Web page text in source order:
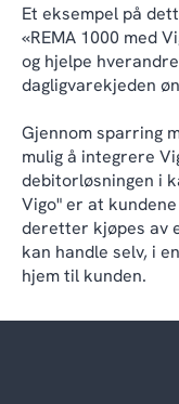
Et eksempel på
«REMA 1000 med
og hjelpe
dagligvarekjeden
Gjennom sparring
mulig å integrere
debitorløsningen i
Vigo" er at
deretter kjøpes av
kan handle selv, i
hjem til kunden.